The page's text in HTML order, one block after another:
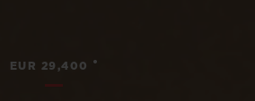
EUR 29,400 •